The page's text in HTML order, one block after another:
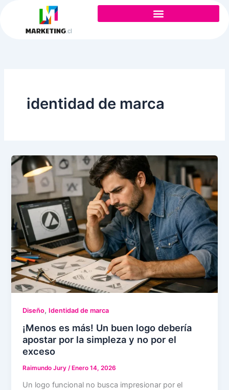
contenido
identidad de marca
Diseño, Identidad de marca
¡Menos es más! Un buen logo debería
apostar por la simpleza y no por el
exceso
Raimundo Jury/ Enero 14, 2026
Un logo funcional no busca impresionar por el